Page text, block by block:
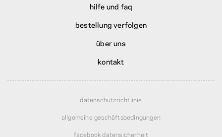
hilfe und faq
bestellung verfolgen
über uns
kontakt
datenschutzrichtlinie
allgemeine geschäftsbedingungen
facebook datensicherheit